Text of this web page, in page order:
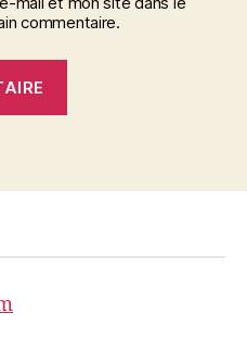
commentaire.